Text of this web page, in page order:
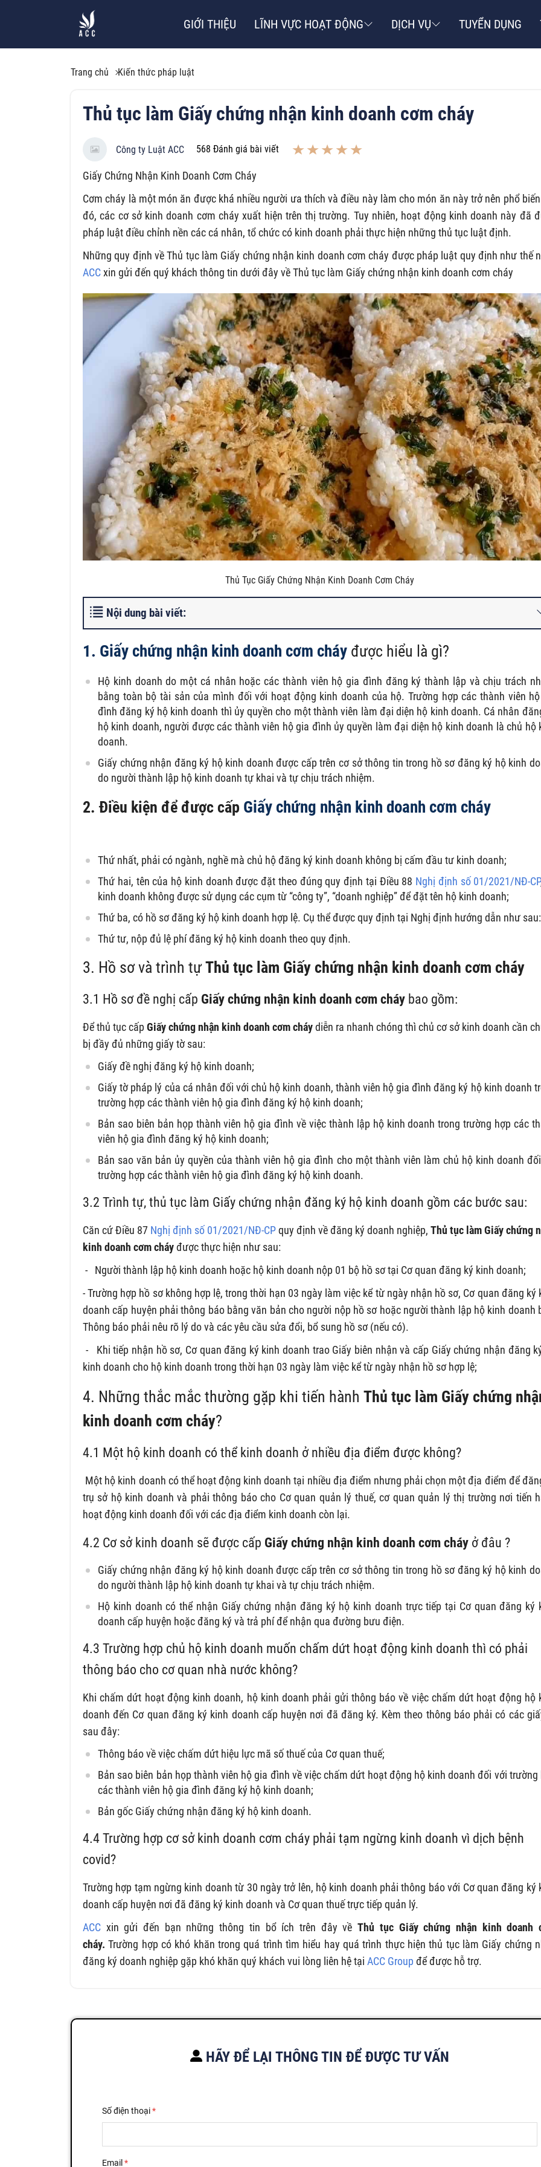
GIỚI THIỆU LĨNH VỰC HOẠT ĐỘNG DỊCH VỤ TUYỂN DỤNG
Trang chủ Kiến thức pháp luật
Thủ tục làm Giấy chứng nhận kinh doanh cơm cháy
Công ty Luật ACC 568 Đánh giá bài viết
Giấy Chứng Nhận Kinh Doanh Cơm Cháy
Cơm cháy là một món ăn được khá nhiều người ưa thích và điều này làm cho món ăn này trở nên phổ
đó, các cơ sở kinh doanh cơm cháy xuất hiện trên thị trường. Tuy nhiên, hoạt động kinh doanh này đã
pháp luật điều chỉnh nền các cá nhân, tổ chức có kinh doanh phải thực hiện những thủ tục luật định.
Những quy định về Thủ tục làm Giấy chứng nhận kinh doanh cơm cháy được pháp luật quy định như thế
ACCxin gửi đến quý khách thông tin dưới đây về Thủ tục làm Giấy chứng nhận kinh doanh cơm cháy
Thủ Tục Giấy Chứng Nhận Kinh Doanh Cơm Cháy
Nội dung bài viết:
1. Giấy chứng nhận kinh doanh cơm cháy được hiểu là gì?
Hộ kinh doanh do một cá nhân hoặc các thành viên hộ gia đình đăng ký thành lập và chịu trách
bằng toàn bộ tài sản của mình đối với hoạt động kinh doanh của hộ. Trường hợp các thành viên
đình đăng ký hộ kinh doanh thì ủy quyền cho một thành viên làm đại diện hộ kinh doanh. Cá nhân
hộ kinh doanh, người được các thành viên hộ gia đình ủy quyền làm đại diện hộ kinh doanh là chủ hộ
doanh.
Giấy chứng nhận đăng ký hộ kinh doanh được cấp trên cơ sở thông tin trong hồ sơ đăng ký hộ kinh
do người thành lập hộ kinh doanh tự khai và tự chịu trách nhiệm.
2. Điều kiện để được cấp Giấy chứng nhận kinh doanh cơm cháy
Thứ nhất, phải có ngành, nghề mà chủ hộ đăng ký kinh doanh không bị cấm đầu tư kinh doanh;
Thứ hai, tên của hộ kinh doanh được đặt theo đúng quy định tại Điều 88 Nghị định số 01/2021/NĐ-CP
kinh doanh không được sử dụng các cụm từ “công ty”, “doanh nghiệp” để đặt tên hộ kinh doanh;
Thứ ba, có hồ sơ đăng ký hộ kinh doanh hợp lệ. Cụ thể được quy định tại Nghị định hướng dẫn như sau:
Thứ tư, nộp đủ lệ phí đăng ký hộ kinh doanh theo quy định.
3. Hồ sơ và trình tựThủ tục làm Giấy chứng nhận kinh doanh cơm cháy
3.1 Hồ sơ đề nghị cấp Giấy chứng nhận kinh doanh cơm cháy bao gồm:
Để thủ tục cấp Giấy chứng nhận kinh doanh cơm cháydiễn ra nhanh chóng thì chủ cơ sở kinh doanh cần
bị đầy đủ những giấy tờ sau:
Giấy đề nghị đăng ký hộ kinh doanh;
Giấy tờ pháp lý của cá nhân đối với chủ hộ kinh doanh, thành viên hộ gia đình đăng ký hộ kinh doanh
trường hợp các thành viên hộ gia đình đăng ký hộ kinh doanh;
Bản sao biên bản họp thành viên hộ gia đình về việc thành lập hộ kinh doanh trong trường hợp các
viên hộ gia đình đăng ký hộ kinh doanh;
Bản sao văn bản ủy quyền của thành viên hộ gia đình cho một thành viên làm chủ hộ kinh doanh
trường hợp các thành viên hộ gia đình đăng ký hộ kinh doanh.
3.2 Trình tự, thủ tục làm Giấy chứng nhận đăng ký hộ kinh doanh gồm các bước sau:
Căn cứ Điều 87 Nghị định số 01/2021/NĐ-CPquy định về đăng ký doanh nghiệp, Thủ tục làmGiấy chứng
kinh doanh cơm cháyđược thực hiện như sau:
- Người thành lập hộ kinh doanh hoặc hộ kinh doanh nộp 01 bộ hồ sơ tại Cơ quan đăng ký kinh doanh;
-Trường hợp hồ sơ không hợp lệ, trong thời hạn 03 ngày làm việc kể từ ngày nhận hồ sơ, Cơ quan đăng ký
doanh cấp huyện phải thông báo bằng văn bản cho người nộp hồ sơ hoặc người thành lập hộ kinh doanh
Thông báo phải nêu rõ lý do và các yêu cầu sửa đổi, bổ sung hồ sơ (nếu có).
- Khi tiếp nhận hồ sơ, Cơ quan đăng ký kinh doanh trao Giấy biên nhận và cấp Giấy chứng nhận đăng
kinh doanh cho hộ kinh doanh trong thời hạn 03 ngày làm việc kể từ ngày nhận hồ sơ hợp lệ;
4. Những thắc mắc thường gặp khi tiến hành Thủ tục làm Giấy chứng
kinh doanh cơm cháy?
4.1 Một hộ kinh doanh có thể kinh doanh ở nhiều địa điểm được không?
Một hộ kinh doanh có thể hoạt động kinh doanh tại nhiều địa điểm nhưng phải chọn một địa điểm để
trụ sở hộ kinh doanh và phải thông báo cho Cơ quan quản lý thuế, cơ quan quản lý thị trường nơi tiến
hoạt động kinh doanh đối với các địa điểm kinh doanh còn lại.
4.2 Cơ sở kinh doanh sẽ được cấp Giấy chứng nhận kinh doanh cơm cháy ở đâu ?
Giấy chứng nhận đăng ký hộ kinh doanh được cấp trên cơ sở thông tin trong hồ sơ đăng ký hộ kinh
do người thành lập hộ kinh doanh tự khai và tự chịu trách nhiệm.
Hộ kinh doanh có thể nhận Giấy chứng nhận đăng ký hộ kinh doanh trực tiếp tại Cơ quan đăng ký
doanh cấp huyện hoặc đăng ký và trả phí để nhận qua đường bưu điện.
4.3 Trường hợp chủ hộ kinh doanh muốn chấm dứt hoạt động kinh doanh thì có phải
thông báo cho cơ quan nhà nước không?
Khi chấm dứt hoạt động kinh doanh, hộ kinh doanh phải gửi thông báo về việc chấm dứt hoạt động hộ
doanh đến Cơ quan đăng ký kinh doanh cấp huyện nơi đã đăng ký. Kèm theo thông báo phải có các
sau đây:
Thông báo về việc chấm dứt hiệu lực mã số thuế của Cơ quan thuế;
Bản sao biên bản họp thành viên hộ gia đình về việc chấm dứt hoạt động hộ kinh doanh đối với trường
các thành viên hộ gia đình đăng ký hộ kinh doanh;
Bản gốc Giấy chứng nhận đăng ký hộ kinh doanh.
4.4Trường hợp cơ sở kinh doanh cơm cháy phải tạm ngừng kinh doanh vì dịch bệnh
covid?
Trường hợp tạm ngừng kinh doanh từ 30 ngày trở lên, hộ kinh doanh phải thông báo với Cơ quan đăng ký
doanh cấp huyện nơi đã đăng ký kinh doanh và Cơ quan thuế trực tiếp quản lý.
ACC xin gửi đến bạn những thông tin bổ ích trên đây vềThủ tục Giấy chứng nhận kinh doanh
cháy. Trường hợp có khó khăn trong quá trình tìm hiểu hay quá trình thực hiện thủ tục làm Giấy chứng
đăng ký doanh nghiệp gặp khó khăn quý khách vui lòng liên hệ tại ACC Group để được hỗ trợ.
HÃY ĐỂ LẠI THÔNG TIN ĐỂ ĐƯỢC TƯ VẤN